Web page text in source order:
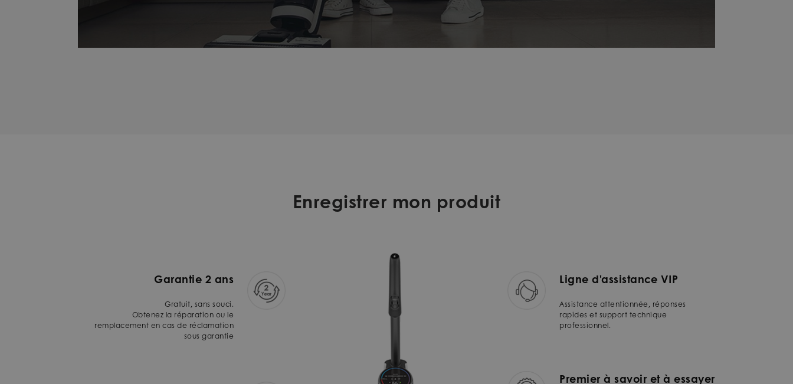
Enregistrer mon produit
Garantie 2 ans
Gratuit, sans souci.
Obtenez la réparation ou le
remplacement en cas de réclamation
sous garantie
Ligne d'assistance VIP
Assistance attentionnée, réponses
rapides et support technique
professionnel.
Premier à savoir et à essayer